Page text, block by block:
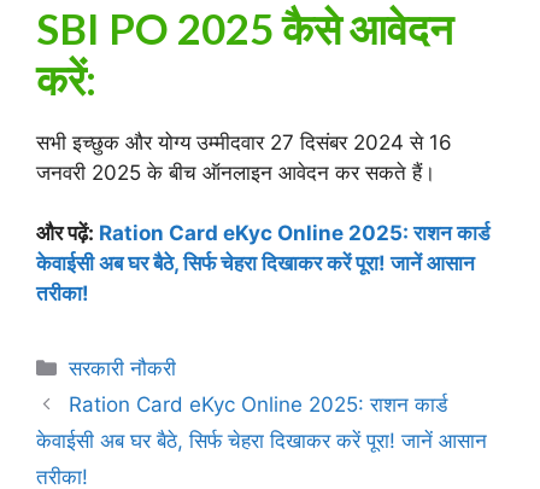
SBI PO 2025कैसे आवेदन
करें:
सभी इच्छुक और योग्य उम्मीदवार 27 दिसंबर 2024 से 16
जनवरी 2025 के बीच ऑनलाइन आवेदन कर सकते हैं।
और पढ़ें: Ration Card eKyc Online 2025: राशन कार्ड
केवाईसी अब घर बैठे, सिर्फ चेहरा दिखाकर करें पूरा! जानें आसान
तरीका!
Categories
सरकारी नौकरी
Ration Card eKyc Online 2025: राशन कार्ड
केवाईसी अब घर बैठे, सिर्फ चेहरा दिखाकर करें पूरा! जानें आसान
तरीका!